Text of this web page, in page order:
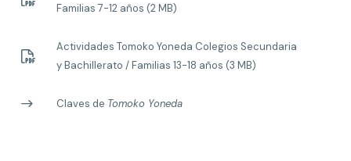
Familias 7-12 años (2 MB)
Actividades Tomoko Yoneda Colegios Secundaria
y Bachillerato / Familias 13-18 años (3 MB)
Claves de Tomoko Yoneda